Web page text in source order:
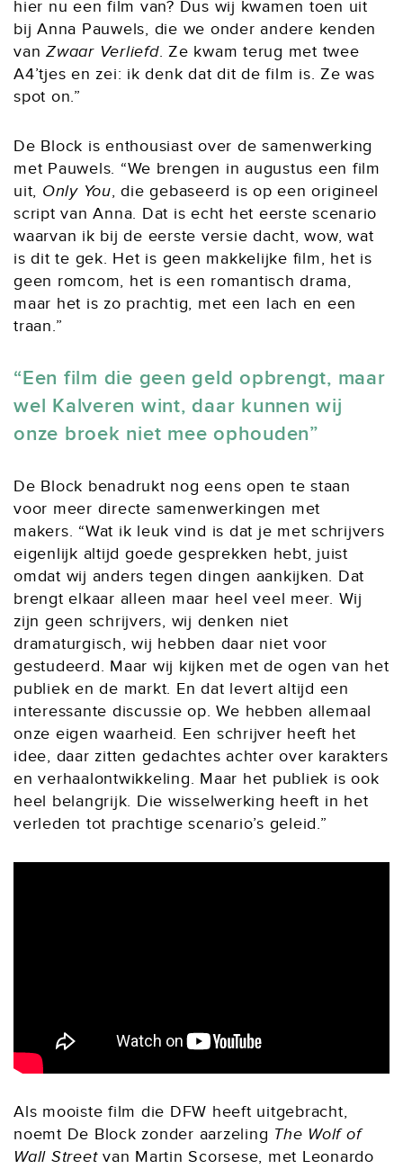
hier nu een film van? Dus wij kwamen toen uit
bij Anna Pauwels, die we onder andere kenden
vanZwaar Verliefd. Ze kwam terug met twee
A4’tjes en zei: ik denk dat dit de film is. Ze was
spot on.”
De Block is enthousiast over de samenwerking
met Pauwels. “We brengen in augustus een film
uit, Only You, die gebaseerd is op een origineel
script van Anna. Dat is echt het eerste scenario
waarvan ik bij de eerste versie dacht, wow, wat
is dit te gek. Het is geen makkelijke film, het is
geen romcom, het is een romantisch drama,
maar het is zo prachtig, met een lach en een
traan.”
Een film die geen geld opbrengt, maar
wel Kalveren wint, daar kunnen wij
onze broek niet mee ophouden
De Block benadrukt nog eens open te staan
voor meer directe samenwerkingen met
makers. “Wat ik leuk vind is dat je met schrijvers
eigenlijk altijd goede gesprekken hebt, juist
omdat wij anders tegen dingen aankijken. Dat
brengt elkaar alleen maar heel veel meer. Wij
zijn geen schrijvers, wij denken niet
dramaturgisch, wij hebben daar niet voor
gestudeerd. Maar wij kijken met de ogen van het
publiek en de markt. En dat levert altijd een
interessante discussie op. We hebben allemaal
onze eigen waarheid. Een schrijver heeft het
idee, daar zitten gedachtes achter over karakters
en verhaalontwikkeling. Maar het publiek is ook
heel belangrijk. Die wisselwerking heeft in het
verleden tot prachtige scenario’s geleid.”
Als mooiste film die DFW heeft uitgebracht,
noemt De Block zonder aarzeling The Wolf of
Wall Streetvan Martin Scorsese, met Leonardo